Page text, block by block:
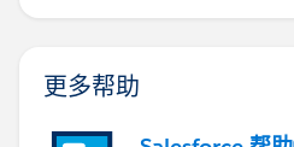
更多帮助